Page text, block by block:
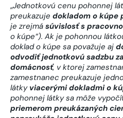
„Jednotkovú cenu pohonnej
preukazuje dokladom o kúpe
je zrejmá súvislosť s
o kúpe“). Ak je pohonnou
doklad o kúpe sa považuje aj
odvodiť jednotkovú sadzbu
domácnosť, v ktorej
zamestnanec preukazuje
látky viacerými dokladmi o
pohonnej látky sa môže
priemerom preukázaných